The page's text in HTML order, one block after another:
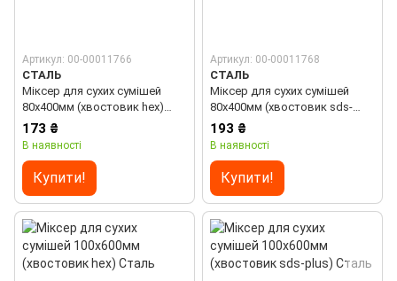
Артикул: 00-00011766
СТАЛЬ
Міксер для сухих сумішей
80х400мм (хвостовик hex)
Сталь
173 ₴
В наявності
Купити!
Артикул: 00-00011768
СТАЛЬ
Міксер для сухих сумішей
80х400мм (хвостовик sds-
plus) Сталь
193 ₴
В наявності
Купити!